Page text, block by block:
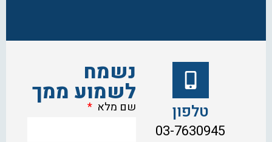
טלפון
03-7630945
נשמח
לשמוע ממך
שם מלא